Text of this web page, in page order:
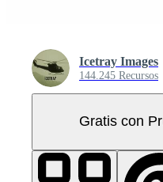
Icetray Images
144.245 Recursos
Gratis con